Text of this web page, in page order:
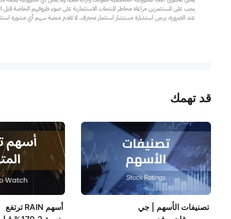
عند الضرورة، يرجى استشارة مستشار استثمار محترف. لا تقدم منصة سهم أي مشورة
قد تهمك
تصنيفات الأسهم | جي
أسهم RAIN ترتفع